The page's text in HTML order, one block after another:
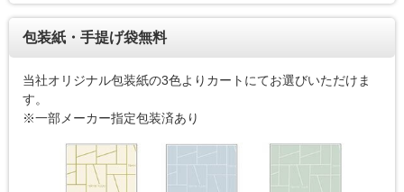
包装紙・手提げ袋無料
当社オリジナル包装紙の3色よりカートにてお選びいただけま
す。
※一部メーカー指定包装済あり